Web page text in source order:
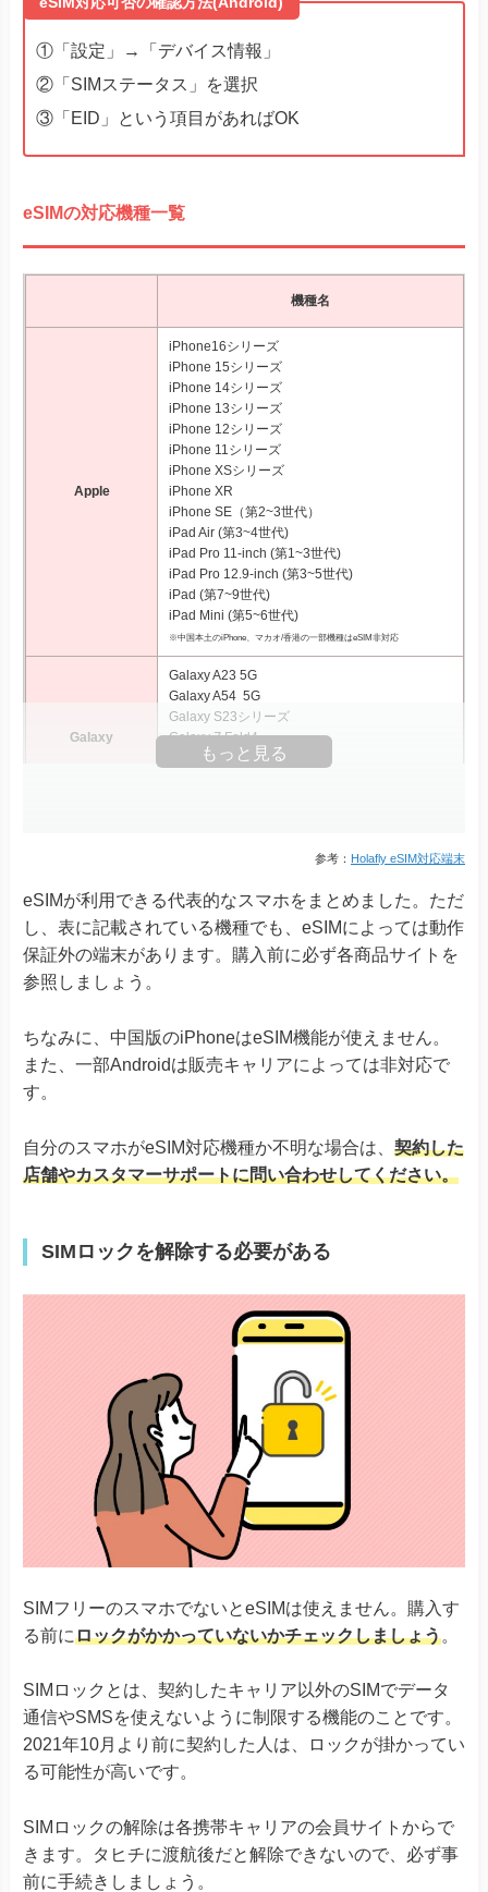
①「設定」→「デバイス情報」
②「SIMステータス」を選択
③「EID」という項目があればOK
eSIMの対応機種一覧
機種名
Apple
iPhone16シリーズ
iPhone 15シリーズ
iPhone 14シリーズ
iPhone 13シリーズ
iPhone 12シリーズ
iPhone 11シリーズ
iPhone XSシリーズ
iPhone XR
iPhone SE（第2~3世代）
iPad Air (第3~4世代)
iPad Pro 11‑inch (第1~3世代)
iPad Pro 12.9‑inch (第3~5世代)
iPad (第7~9世代)
iPad Mini (第5~6世代)
※中国本土のiPhone、マカオ/香港の一部機種はeSIM非対応
Galaxy
Galaxy A23 5G
Galaxy A54 5G
Galaxy S23シリーズ
Galaxy Z Fold4
Galaxy Z Fold5
Xperia
Xperia Ace III
Xperia 5 IV
Xperia 10 IV Xperia 10 V
AQUOS R7
AQUOS sense8
AQUOS sense4 lite
AQUOS wishシリーズ
AQUOS zero6
Rakuten Mini
Rakuten Hand
Rakuten Hand 5G
Google Pixel
Google Pixel 4, 4a & 4 XL
Google Pixel 5
Google Pixel 6シリーズ
Google Pixel 7シリーズ
Google Pixel Fold
Google Pixel 8シリーズ
Xiaomi
Xiaomi 12T Pro
Xiaomi 13Tシリーズ
Redmi Note 11 Pro 5G
Motorola
Razr 5G※ソフトバンク版除く
Edge 40
G52J 5Gシリーズ
G53J 5G
Huawei
Huawei P40 Pro
Huawei Mate 40 Pro
Find X3 Pro
もっと見る
参考： Holafly eSIM対応端末
eSIMが利用できる代表的なスマホをまとめました。ただ
し、表に記載されている機種でも、eSIMによっては動作
保証外の端末があります。購入前に必ず各商品サイトを
参照しましょう。
ちなみに、中国版のiPhoneはeSIM機能が使えません。
また、一部Androidは販売キャリアによっては非対応で
す。
自分のスマホがeSIM対応機種か不明な場合は、 契約した
店舗やカスタマーサポートに問い合わせしてください。
SIMロックを解除する必要がある
SIMフリーのスマホでないとeSIMは使えません。購入す
る前にロックがかかっていないかチェックしましょう。
SIMロックとは、契約したキャリア以外のSIMでデータ
通信やSMSを使えないように制限する機能のことです。
2021年10月より前に契約した人は、ロックが掛かってい
る可能性が高いです。
SIMロックの解除は各携帯キャリアの会員サイトからで
きます。タヒチに渡航後だと解除できないので、必ず事
前に手続きしましょう。